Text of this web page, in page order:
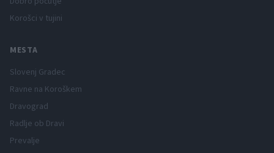
Korošci v tujini
MESTA
Slovenj Gradec
Ravne na Koroškem
Dravograd
Radlje ob Dravi
Prevalje